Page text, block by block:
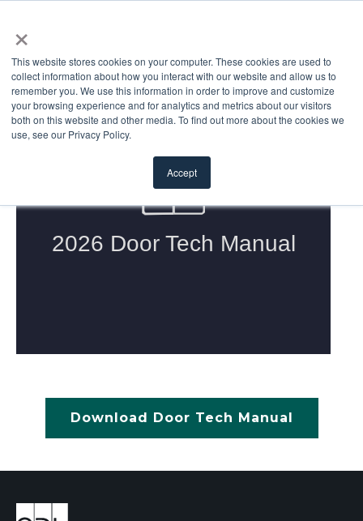
×
This website stores cookies on your computer. These cookies are used to
collect information about how you interact with our website and allow us to
remember you. We use this information in order to improve and customize
your browsing experience and for analytics and metrics about our visitors
both on this website and other media. To find out more about the cookies we
use, see our Privacy Policy.
Accept
Download Door Tech Manual